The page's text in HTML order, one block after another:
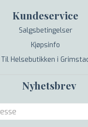
Kundeservice
Salgsbetingelser
Kjøpsinfo
Til Helsebutikken i
Nyhetsbrev